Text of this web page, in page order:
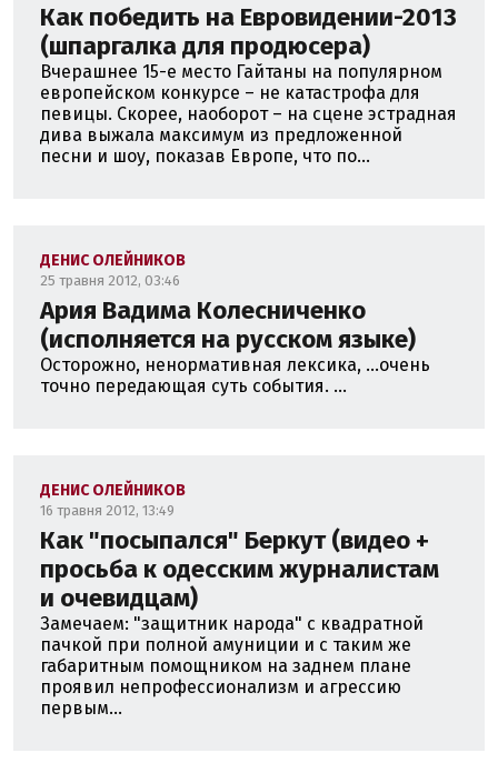
Как победить на Евровидении-2013
(шпаргалка для продюсера)
Вчерашнее 15-е место Гайтаны на популярном
европейском конкурсе – не катастрофа для
певицы. Скорее, наоборот – на сцене эстрадная
дива выжала максимум из предложенной
песни и шоу, показав Европе, что по...
ДЕНИС ОЛЕЙНИКОВ
25 травня 2012, 03:46
Ария Вадима Колесниченко
(исполняется на русском языке)
Осторожно, ненормативная лексика, ...очень
точно передающая суть события. ...
ДЕНИС ОЛЕЙНИКОВ
16 травня 2012, 13:49
Как "посыпался" Беркут (видео +
просьба к одесским журналистам
и очевидцам)
Замечаем: "защитник народа" с квадратной
пачкой при полной амуниции и с таким же
габаритным помощником на заднем плане
проявил непрофессионализм и агрессию
первым...